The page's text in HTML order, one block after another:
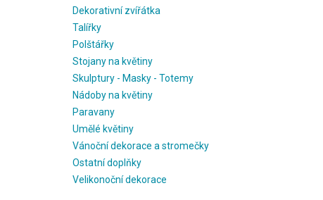
Dekorativní zvířátka
Talířky
Polštářky
Stojany na květiny
Skulptury - Masky - Totemy
Nádoby na květiny
Paravany
Umělé květiny
Vánoční dekorace a stromečky
Ostatní doplňky
Velikonoční dekorace